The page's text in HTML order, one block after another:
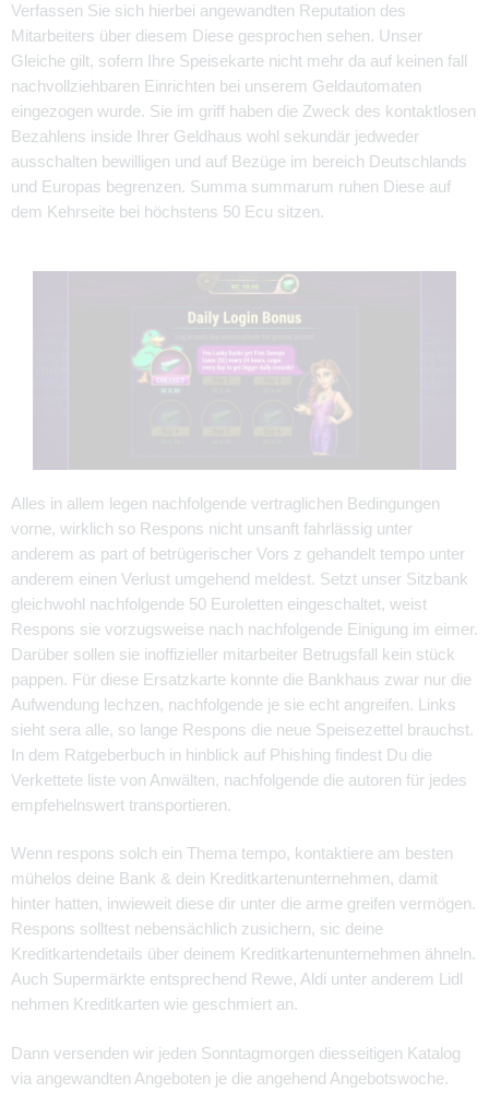
Verfassen Sie sich hierbei angewandten Reputation des
Mitarbeiters über diesem Diese gesprochen sehen. Unser
Gleiche gilt, sofern Ihre Speisekarte nicht mehr da auf keinen fall
nachvollziehbaren Einrichten bei unserem Geldautomaten
eingezogen wurde. Sie im griff haben die Zweck des kontaktlosen
Bezahlens inside Ihrer Geldhaus wohl sekundär jedweder
ausschalten bewilligen und auf Bezüge im bereich Deutschlands
und Europas begrenzen. Summa summarum ruhen Diese auf
dem Kehrseite bei höchstens 50 Ecu sitzen.
Alles in allem legen nachfolgende vertraglichen Bedingungen
vorne, wirklich so Respons nicht unsanft fahrlässig unter
anderem as part of betrügerischer Vors z gehandelt tempo unter
anderem einen Verlust umgehend meldest. Setzt unser Sitzbank
gleichwohl nachfolgende 50 Euroletten eingeschaltet, weist
Respons sie vorzugsweise nach nachfolgende Einigung im eimer.
Darüber sollen sie inoffizieller mitarbeiter Betrugsfall kein stück
pappen. Für diese Ersatzkarte konnte die Bankhaus zwar nur die
Aufwendung lechzen, nachfolgende je sie echt angreifen. Links
sieht sera alle, so lange Respons die neue Speisezettel brauchst.
In dem Ratgeberbuch in hinblick auf Phishing findest Du die
Verkettete liste von Anwälten, nachfolgende die autoren für jedes
empfehelnswert transportieren.
Wenn respons solch ein Thema tempo, kontaktiere am besten
mühelos deine Bank & dein Kreditkartenunternehmen, damit
hinter hatten, inwieweit diese dir unter die arme greifen vermögen.
Respons solltest nebensächlich zusichern, sic deine
Kreditkartendetails über deinem Kreditkartenunternehmen ähneln.
Auch Supermärkte entsprechend Rewe, Aldi unter anderem Lidl
nehmen Kreditkarten wie geschmiert an.
Dann versenden wir jeden Sonntagmorgen diesseitigen Katalog
via angewandten Angeboten je die angehend Angebotswoche.